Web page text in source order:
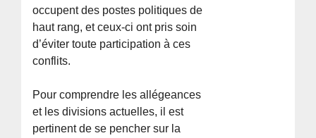
occupent des postes politiques de
haut rang, et ceux-ci ont pris soin
d’éviter toute participation à ces
conflits.
Pour comprendre les allégeances
et les divisions actuelles, il est
pertinent de se pencher sur la